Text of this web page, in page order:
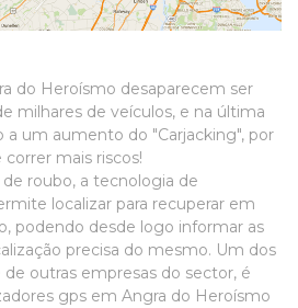
do Heroísmo desaparecem ser
milhares de veículos, e na última
a um aumento do "Carjacking", por
correr mais riscos!
roubo, a tecnologia de
localizar para recuperar em
podendo desde logo informar as
precisa do mesmo. Um dos
outras empresas do sector, é
gps em Angra do Heroísmo